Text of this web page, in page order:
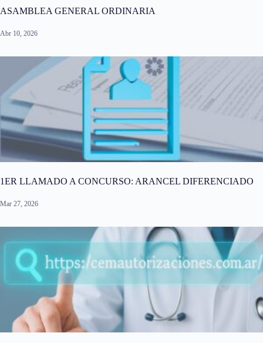
ASAMBLEA GENERAL ORDINARIA
Abr 10, 2026
1ER LLAMADO A CONCURSO: ARANCEL DIFERENCIADO
Mar 27, 2026